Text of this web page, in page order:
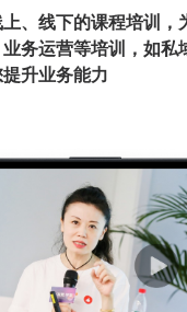
、线下的课程培训，
务运营等培训，如私
升业务能力